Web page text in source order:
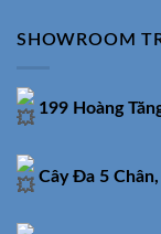
SHOWROOM
199 Hoàng
Cây Đa 5